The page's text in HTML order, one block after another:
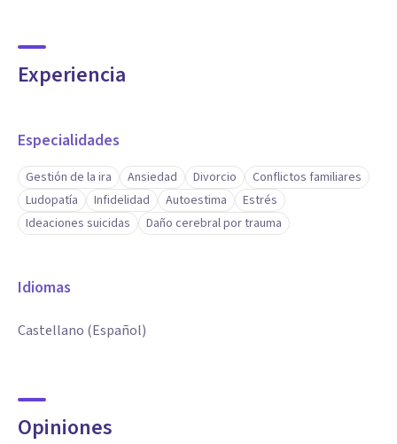
Experiencia
Especialidades
Gestión de la ira Ansiedad Divorcio
Conflictos familiares
Ludopatía
Infidelidad Autoestima
Estrés
Ideaciones suicidas
Daño cerebral por trauma
Idiomas
Castellano (Español)
Opiniones